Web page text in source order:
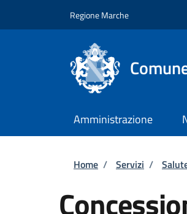
Regione Marche
Amministrazione
Briciole di
Home / Servizi /